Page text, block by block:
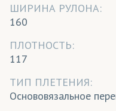
ШИРИНА РУЛОНА:
160
ПЛОТНОСТЬ:
117
ТИП ПЛЕТЕНИЯ:
Основовязальное